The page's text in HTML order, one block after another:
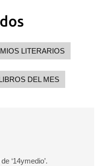
LITERARIOS
DEL MES
‘14ymedio’.